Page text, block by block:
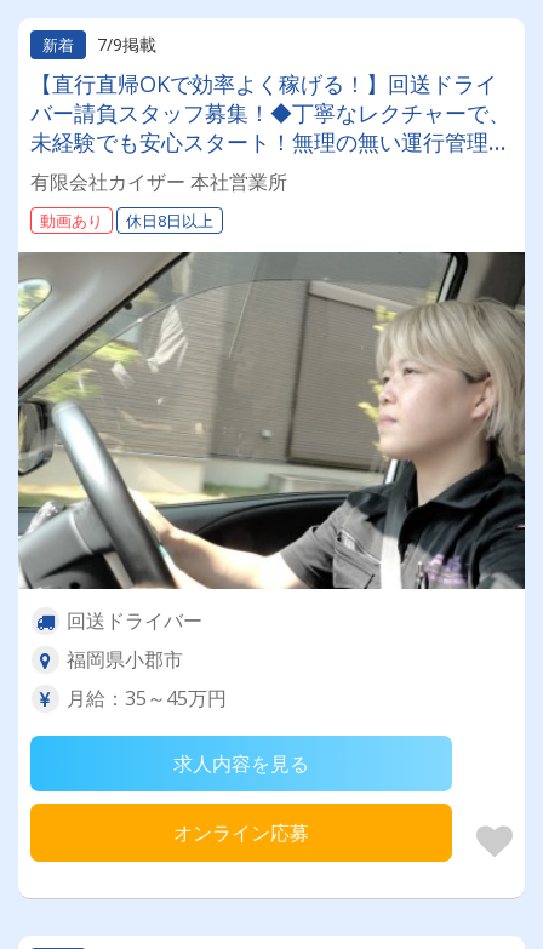
新着 7/9掲載
【直行直帰OKで効率よく稼げる！】回送ドライ
バー請負スタッフ募集！◆丁寧なレクチャーで、
未経験でも安心スタート！無理の無い運行管理
で、働きやすさ抜群！
有限会社カイザー 本社営業所
動画あり 休日8日以上
回送ドライバー
福岡県小郡市
月給：35～45万円
求人内容を見る
オンライン応募